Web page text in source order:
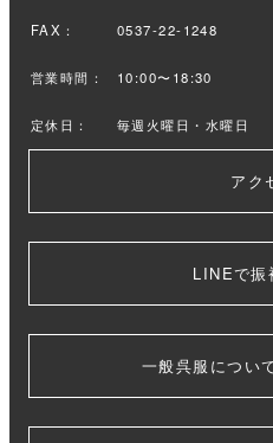
FAX： 0537-22-1248
営業時間： 10:00〜18:30
定休日： 毎週火曜日・水曜日
アク
LINEで振
一般呉服につい